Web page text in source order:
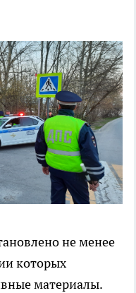
не менее
которых
материалы.